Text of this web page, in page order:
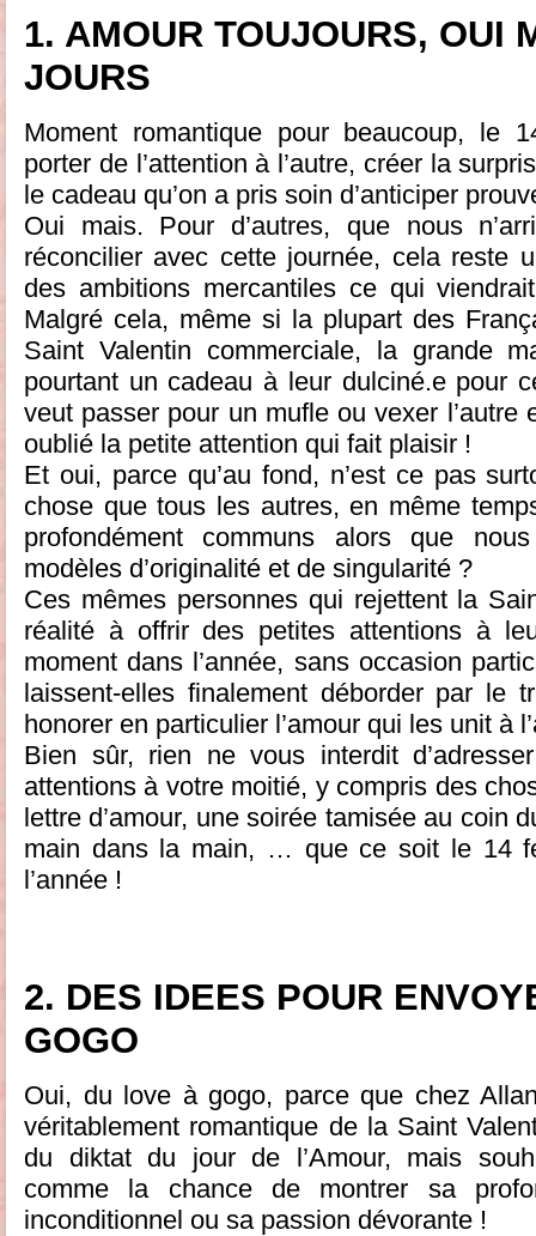
1. AMOUR TOUJOURS, OUI
JOURS
Moment romantique pour beaucoup, le
porter de l’attention à l’autre, créer la
le cadeau qu’on a pris soin d’anticiper
Oui mais. Pour d’autres, que nous
réconcilier avec cette journée, cela reste
des ambitions mercantiles ce qui
Malgré cela, même si la plupart des
Saint Valentin commerciale, la grande
pourtant un cadeau à leur dulciné.e pour
veut passer pour un mufle ou vexer l’autre
oublié la petite attention qui fait plaisir !
Et oui, parce qu’au fond, n’est ce pas
chose que tous les autres, en même
profondément communs alors que
modèles d’originalité et de singularité ?
Ces mêmes personnes qui rejettent la
réalité à offrir des petites attentions à
moment dans l’année, sans occasion
laissent-elles finalement déborder par le
honorer en particulier l’amour qui les unit à
Bien sûr, rien ne vous interdit
attentions à votre moitié, y compris des
lettre d’amour, une soirée tamisée au coin
main dans la main, … que ce soit le 14
l’année !
2. DES IDEES POUR
GOGO
Oui, du love à gogo, parce que chez
véritablement romantique de la Saint
du diktat du jour de l’Amour, mais
comme la chance de montrer sa
inconditionnel ou sa passion dévorante !